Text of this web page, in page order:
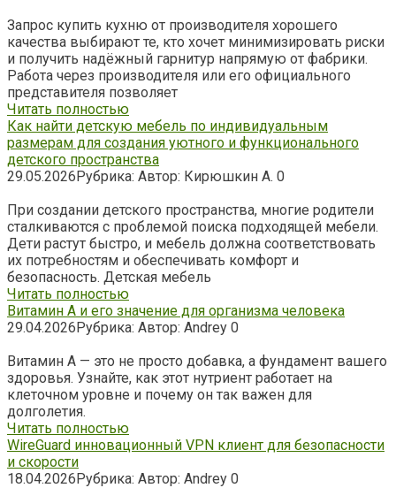
Запрос купить кухню от производителя хорошего
качества выбирают те, кто хочет минимизировать риски
и получить надёжный гарнитур напрямую от фабрики.
Работа через производителя или его официального
представителя позволяет
Читать полностью
Как найти детскую мебель по индивидуальным
размерам для создания уютного и функционального
детского пространства
29.05.2026Рубрика: Автор: Кирюшкин А. 0
При создании детского пространства, многие родители
сталкиваются с проблемой поиска подходящей мебели.
Дети растут быстро, и мебель должна соответствовать
их потребностям и обеспечивать комфорт и
безопасность. Детская мебель
Читать полностью
Витамин А и его значение для организма человека
29.04.2026Рубрика: Автор: Andrey 0
Витамин А — это не просто добавка, а фундамент вашего
здоровья. Узнайте, как этот нутриент работает на
клеточном уровне и почему он так важен для
долголетия.
Читать полностью
WireGuard инновационный VPN клиент для безопасности
и скорости
18.04.2026Рубрика: Автор: Andrey 0